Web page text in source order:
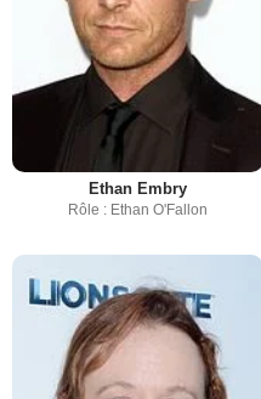
Ethan Embry
Rôle : Ethan O'Fallon